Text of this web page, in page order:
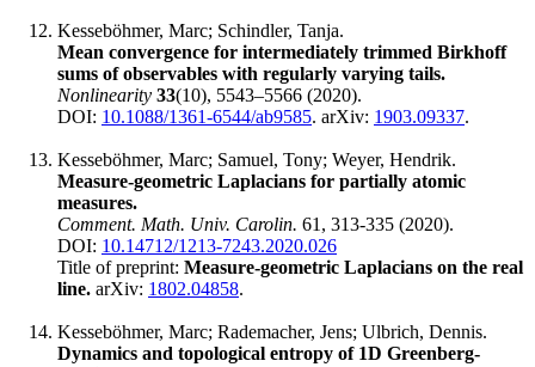
Kesseböhmer, Marc; Schindler, Tanja.
Mean convergence for intermediately trimmed Birkhoff
sums of observables with regularly varying tails.
Nonlinearity 33(10), 5543‍–5566 (2020).
DOI: 10.1088/1361-6544/ab9585. arXiv: 1903.09337.
Kesseböhmer, Marc; Samuel, Tony; Weyer, Hendrik.
Measure-geometric Laplacians for partially atomic
measures.
Comment. Math. Univ. Carolin. 61, 313-335 (2020).
DOI: 10.14712/1213-7243.2020.026
Title of preprint: Measure-geometric Laplacians on the real
line. arXiv: 1802.04858.
Kesseböhmer, Marc; Rademacher, Jens; Ulbrich, Dennis.
Dynamics and topological entropy of 1D Greenberg-